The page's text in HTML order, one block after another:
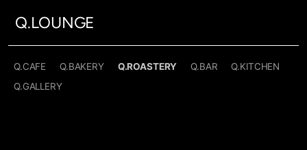
Q.LOUNGE
Q.CAFE Q.BAKERY Q.ROASTERY Q.BAR
Q.KITCHEN
Q.GALLERY